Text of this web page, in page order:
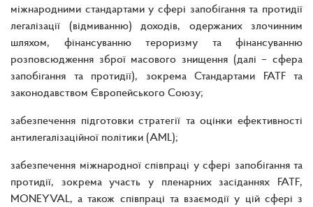
міжнародними стандартами у сфері запобігання та протидії
легалізації (відмиванню) доходів, одержаних злочинним
шляхом, фінансуванню тероризму та фінансуванню
розповсюдження зброї масового знищення (далі – сфера
запобігання та протидії), зокрема Стандартами FATF та
законодавством Європейського Союзу;
забезпечення підготовки стратегії та оцінки ефективності
антилегалізаційної політики (AML);
забезпечення міжнародної співпраці у сфері запобігання та
протидії, зокрема участь у пленарних засіданнях FATF,
MONEYVAL, а також співпраці та взаємодії у цій сфері з